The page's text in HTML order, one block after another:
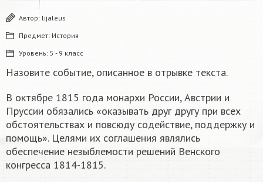
Автор: lijaleus
Предмет: История
Уровень: 5 - 9 класс
Назовите событие, описанное в отрывке текста.
В октябре 1815 года монархи России, Австрии и
Пруссии обязались «оказывать друг другу при всех
обстоятельствах и повсюду содействие, поддержку и
помощь». Целями их соглашения являлись
обеспечение незыблемости решений Венского
конгресса 1814-1815.